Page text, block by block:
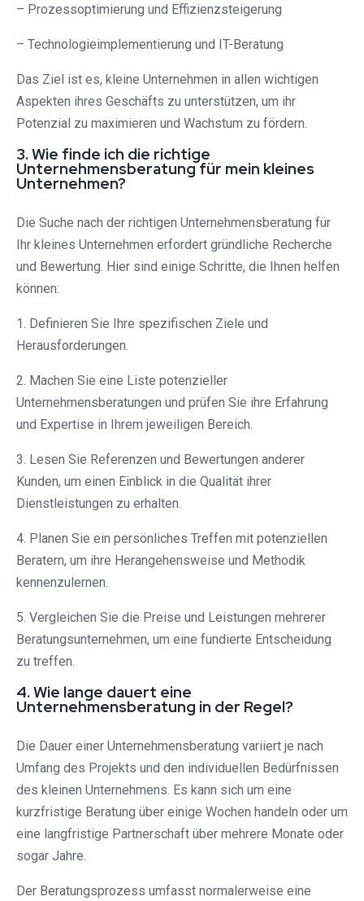
– Prozessoptimierung und Effizienzsteigerung
– Technologieimplementierung und IT-Beratung
Das Ziel ist es, kleine Unternehmen in allen wichtigen
Aspekten ihres Geschäfts zu unterstützen, um ihr
Potenzial zu maximieren und Wachstum zu fördern.
3. Wie finde ich die richtige
Unternehmensberatung für mein kleines
Unternehmen?
Die Suche nach der richtigen Unternehmensberatung für
Ihr kleines Unternehmen erfordert gründliche Recherche
und Bewertung. Hier sind einige Schritte, die Ihnen helfen
können:
1. Definieren Sie Ihre spezifischen Ziele und
Herausforderungen.
2. Machen Sie eine Liste potenzieller
Unternehmensberatungen und prüfen Sie ihre Erfahrung
und Expertise in Ihrem jeweiligen Bereich.
3. Lesen Sie Referenzen und Bewertungen anderer
Kunden, um einen Einblick in die Qualität ihrer
Dienstleistungen zu erhalten.
4. Planen Sie ein persönliches Treffen mit potenziellen
Beratern, um ihre Herangehensweise und Methodik
kennenzulernen.
5. Vergleichen Sie die Preise und Leistungen mehrerer
Beratungsunternehmen, um eine fundierte Entscheidung
zu treffen.
4. Wie lange dauert eine
Unternehmensberatung in der Regel?
Die Dauer einer Unternehmensberatung variiert je nach
Umfang des Projekts und den individuellen Bedürfnissen
des kleinen Unternehmens. Es kann sich um eine
kurzfristige Beratung über einige Wochen handeln oder um
eine langfristige Partnerschaft über mehrere Monate oder
sogar Jahre.
Der Beratungsprozess umfasst normalerweise eine